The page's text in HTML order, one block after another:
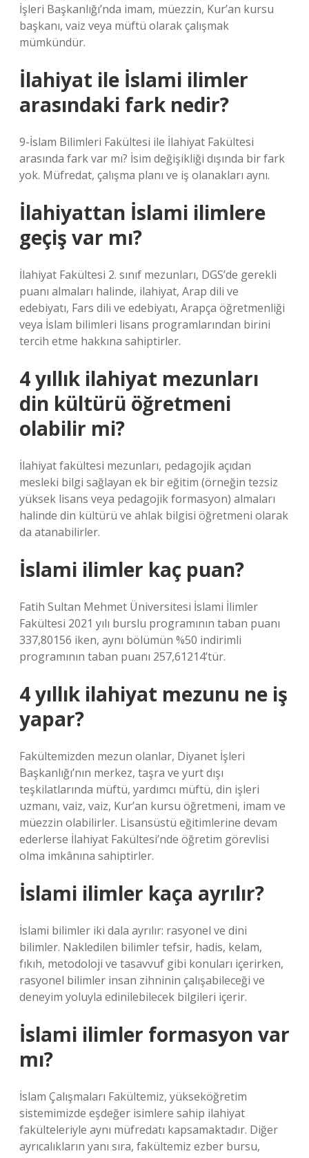
İşleri Başkanlığı’nda imam, müezzin, Kur’an kursu
başkanı, vaiz veya müftü olarak çalışmak
mümkündür.
İlahiyat ile İslami ilimler
arasındaki fark nedir?
9-İslam Bilimleri Fakültesi ile İlahiyat Fakültesi
arasında fark var mı? İsim değişikliği dışında bir fark
yok. Müfredat, çalışma planı ve iş olanakları aynı.
İlahiyattan İslami ilimlere
geçiş var mı?
İlahiyat Fakültesi 2. sınıf mezunları, DGS’de gerekli
puanı almaları halinde, ilahiyat, Arap dili ve
edebiyatı, Fars dili ve edebiyatı, Arapça öğretmenliği
veya İslam bilimleri lisans programlarından birini
tercih etme hakkına sahiptirler.
4 yıllık ilahiyat mezunları
din kültürü öğretmeni
olabilir mi?
İlahiyat fakültesi mezunları, pedagojik açıdan
mesleki bilgi sağlayan ek bir eğitim (örneğin tezsiz
yüksek lisans veya pedagojik formasyon) almaları
halinde din kültürü ve ahlak bilgisi öğretmeni olarak
da atanabilirler.
İslami ilimler kaç puan?
Fatih Sultan Mehmet Üniversitesi İslami İlimler
Fakültesi 2021 yılı burslu programının taban puanı
337,80156 iken, aynı bölümün %50 indirimli
programının taban puanı 257,61214’tür.
4 yıllık ilahiyat mezunu ne iş
yapar?
Fakültemizden mezun olanlar, Diyanet İşleri
Başkanlığı’nın merkez, taşra ve yurt dışı
teşkilatlarında müftü, yardımcı müftü, din işleri
uzmanı, vaiz, vaiz, Kur’an kursu öğretmeni, imam ve
müezzin olabilirler. Lisansüstü eğitimlerine devam
ederlerse İlahiyat Fakültesi’nde öğretim görevlisi
olma imkânına sahiptirler.
İslami ilimler kaça ayrılır?
İslami bilimler iki dala ayrılır: rasyonel ve dini
bilimler. Nakledilen bilimler tefsir, hadis, kelam,
fıkıh, metodoloji ve tasavvuf gibi konuları içerirken,
rasyonel bilimler insan zihninin çalışabileceği ve
deneyim yoluyla edinilebilecek bilgileri içerir.
İslami ilimler formasyon var
mı?
İslam Çalışmaları Fakültemiz, yükseköğretim
sistemimizde eşdeğer isimlere sahip ilahiyat
fakülteleriyle aynı müfredatı kapsamaktadır. Diğer
ayrıcalıkların yanı sıra, fakültemiz ezber bursu,